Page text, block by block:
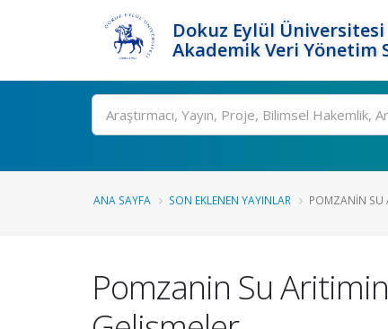
Dokuz Eylül Üniversitesi
Akademik Veri Yönetim
Ara
ANA SAYFA SON EKLENEN YAYINLAR POMZANIN SU
Pomzanin Su